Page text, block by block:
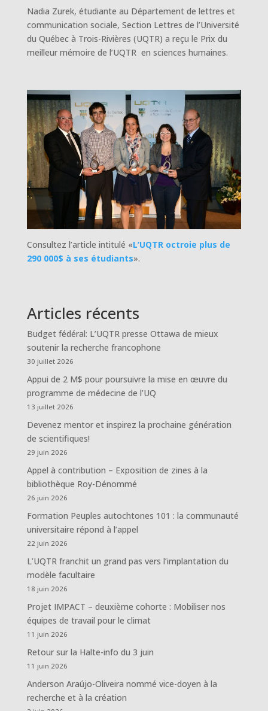
Nadia Zurek, étudiante au Département de lettres et
communication sociale, Section Lettres de l’Université
du Québec à Trois-Rivières (UQTR) a reçu le Prix du
meilleur mémoire de l’UQTR en sciences humaines.
Consultez l’article intitulé «L’UQTR octroie plus de
290 000$ à ses étudiants».
Articles récents
Budget fédéral: L’UQTR presse Ottawa de mieux
soutenir la recherche francophone
30 juillet 2026
Appui de 2 M$ pour poursuivre la mise en œuvre du
programme de médecine de l’UQ
13 juillet 2026
Devenez mentor et inspirez la prochaine génération
de scientifiques!
29 juin 2026
Appel à contribution – Exposition de zines à la
bibliothèque Roy-Dénommé
26 juin 2026
Formation Peuples autochtones 101 : la communauté
universitaire répond à l’appel
22 juin 2026
L’UQTR franchit un grand pas vers l’implantation du
modèle facultaire
18 juin 2026
Projet IMPACT – deuxième cohorte : Mobiliser nos
équipes de travail pour le climat
11 juin 2026
Retour sur la Halte-info du 3 juin
11 juin 2026
Anderson Araújo-Oliveira nommé vice-doyen à la
recherche et à la création